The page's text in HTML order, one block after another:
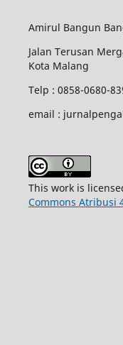
Amirul Bangun
Jalan Terusan
Kota Malang
Telp : 0858-0680-
email :
This work is
Commons Atribusi